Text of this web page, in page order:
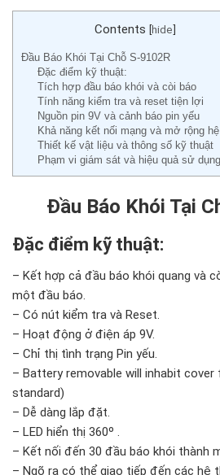
Contents [hide]
Đầu Báo Khói Tại Chỗ S-9102R
Đặc điểm kỹ thuật:
Tích hợp đầu báo khói và còi báo
Tính năng kiểm tra và reset tiện lợi
Nguồn pin 9V và cảnh báo pin yếu
Khả năng kết nối mạng và mở rộng
Thiết kế vật liệu và thông số kỹ thuật
Phạm vi giám sát và hiệu quả sử dụng
Đầu Báo Khói Tại
Đặc điểm kỹ thuật:
– Kết hợp cả đầu báo khói quang và
một đầu báo.
– Có nút kiểm tra và Reset.
– Hoạt động ở điện áp 9V.
– Chỉ thị tình trạng Pin yếu.
– Battery removable will inhabit
standard)
– Dễ dàng lắp đặt.
– LED hiển thị 360º .
– Kết nối đến 30 đầu báo khói thành
– Ngõ ra có thể giao tiếp đến các hệ